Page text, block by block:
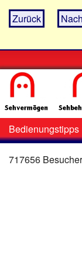
Zurück
Zweit-
Menü
Bedienungstipps
717656 Besucher